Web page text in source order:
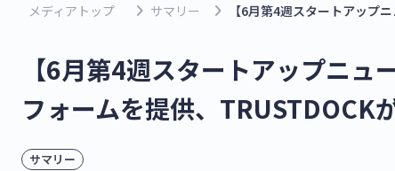
メディアトップ keyboard_arrow_right サマリー keyboard_arrow_right 【6月第4週スタートアップ
【6月第4週スタートアップニ
フォームを提供、TRUSTDOCK
サマリー